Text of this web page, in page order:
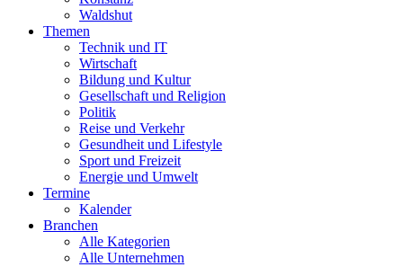
Waldshut
Themen
Technik und IT
Wirtschaft
Bildung und Kultur
Gesellschaft und Religion
Politik
Reise und Verkehr
Gesundheit und Lifestyle
Sport und Freizeit
Energie und Umwelt
Termine
Kalender
Branchen
Alle Kategorien
Alle Unternehmen